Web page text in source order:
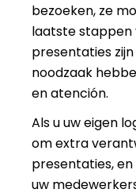
bezoeken, ze
laatste stappen
presentaties
noodzaak
en atención.
Als u uw eigen
om extra
presentaties,
uw